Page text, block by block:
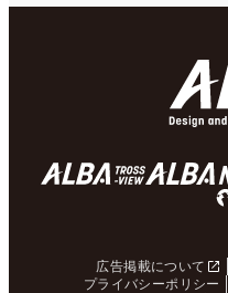
広告掲載について
プライバシーポリシー